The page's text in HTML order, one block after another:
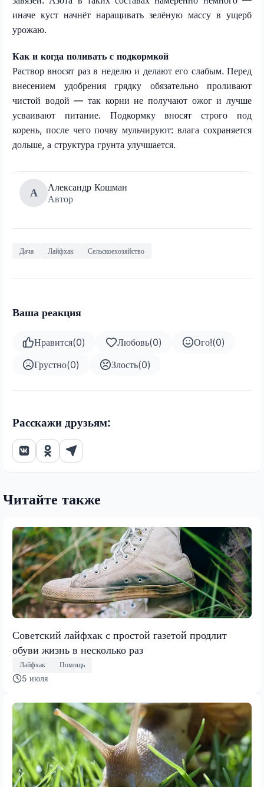
иначе куст начнёт наращивать зелёную массу в ущерб
урожаю.
Как и когда поливать с подкормкой
Раствор вносят раз в неделю и делают его слабым. Перед
внесением удобрения грядку обязательно проливают
чистой водой — так корни не получают ожог и лучше
усваивают питание. Подкормку вносят строго под
корень, после чего почву мульчируют: влага сохраняется
дольше, а структура грунта улучшается.
А
Александр Кошман
Автор
Дача Лайфхак Сельскоехозяйство
Ваша реакция
Нравится(0) Любовь(0) Ого!(0)
Грустно(0) Злость(0)
Расскажи друзьям:
Читайте также
Советский лайфхак с простой газетой продлит
обуви жизнь в несколько раз
Лайфхак Помощь
5 июля